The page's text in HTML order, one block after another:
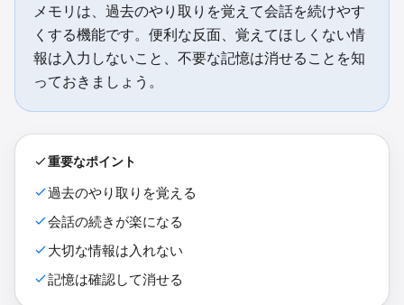
メモリは、過去のやり取りを覚えて会話を続けやす
くする機能です。便利な反面、覚えてほしくない情
報は入力しないこと、不要な記憶は消せることを知
っておきましょう。
重要なポイント
過去のやり取りを覚える
会話の続きが楽になる
大切な情報は入れない
記憶は確認して消せる